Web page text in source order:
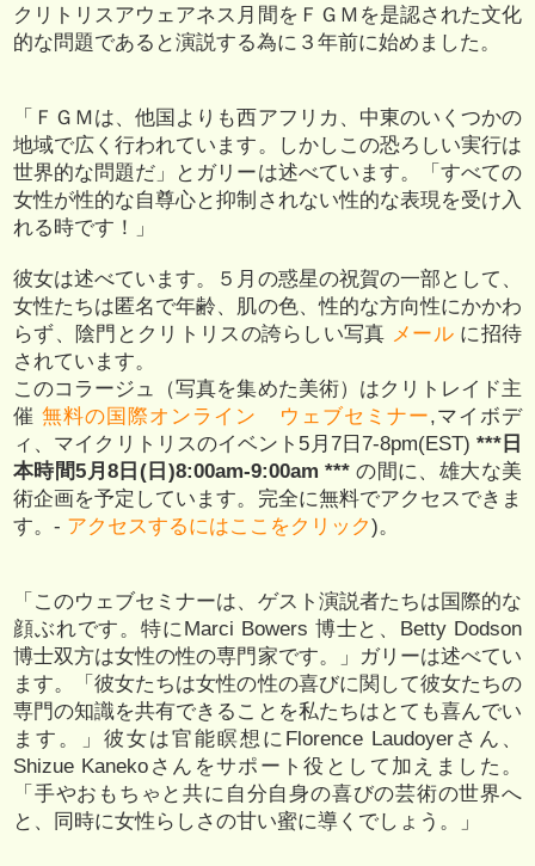
クリトリスアウェアネス月間をＦＧＭを是認された文化
的な問題であると演説する為に３年前に始めました。
「ＦＧＭは、他国よりも西アフリカ、中東のいくつかの
地域で広く行われています。しかしこの恐ろしい実行は
世界的な問題だ」とガリーは述べています。「すべての
女性が性的な自尊心と抑制されない性的な表現を受け入
れる時です！」
彼女は述べています。５月の惑星の祝賀の一部として、
女性たちは匿名で年齢、肌の色、性的な方向性にかかわ
らず、陰門とクリトリスの誇らしい写真 メール に招待
されています。
このコラージュ（写真を集めた美術）はクリトレイド主
催 無料の国際オンライン ウェブセミナー,マイボデ
ィ、マイクリトリスのイベント5月7日7-8pm(EST) ***日
本時間5月8日(日)8:00am-9:00am ***の間に、雄大な美
術企画を予定しています。完全に無料でアクセスできま
す。- アクセスするにはここをクリック)。
「このウェブセミナーは、ゲスト演説者たちは国際的な
顔ぶれです。特にMarci Bowers 博士と、Betty Dodson
博士双方は女性の性の専門家です。」ガリーは述べてい
ます。「彼女たちは女性の性の喜びに関して彼女たちの
専門の知識を共有できることを私たちはとても喜んでい
ます。」彼女は官能瞑想にFlorence Laudoyerさん、
Shizue Kanekoさんをサポート役として加えました。
「手やおもちゃと共に自分自身の喜びの芸術の世界へ
と、同時に女性らしさの甘い蜜に導くでしょう。」